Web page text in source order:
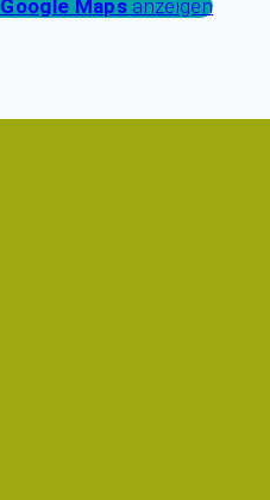
Google Maps anzeigen